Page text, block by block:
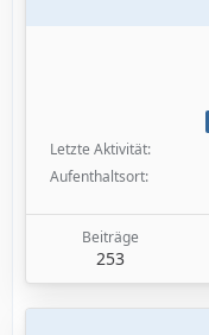
Letzte Aktivität
Aufenthaltsort
Beiträge
253